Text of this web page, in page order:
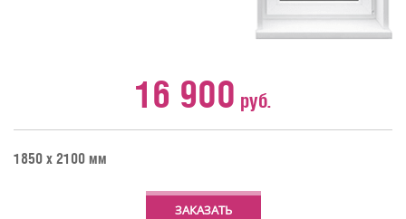
16 900 руб.
1850 х 2100 мм
ЗАКАЗАТЬ